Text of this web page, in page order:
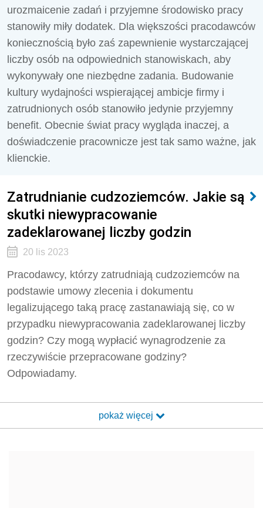
urozmaicenie zadań i przyjemne środowisko pracy
stanowiły miły dodatek. Dla większości pracodawców
koniecznością było zaś zapewnienie wystarczającej
liczby osób na odpowiednich stanowiskach, aby
wykonywały one niezbędne zadania. Budowanie
kultury wydajności wspierającej ambicje firmy i
zatrudnionych osób stanowiło jedynie przyjemny
benefit. Obecnie świat pracy wygląda inaczej, a
doświadczenie pracownicze jest tak samo ważne, jak
klienckie.
Zatrudnianie cudzoziemców. Jakie są
skutki niewypracowanie
zadeklarowanej liczby godzin
20 lis 2023
Pracodawcy, którzy zatrudniają cudzoziemców na
podstawie umowy zlecenia i dokumentu
legalizującego taką pracę zastanawiają się, co w
przypadku niewypracowania zadeklarowanej liczby
godzin? Czy mogą wypłacić wynagrodzenie za
rzeczywiście przepracowane godziny?
Odpowiadamy.
pokaż więcej